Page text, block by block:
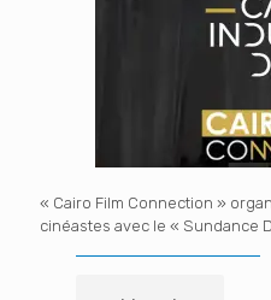
« Cairo Film Connection »
cinéastes avec le « Sundance